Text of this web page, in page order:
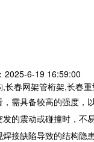
2025-6-19 16:59:00
,长春网架管桁架,长春
需具备较高的强度
的震动或碰撞时，
接缺陷导致的结构隐患